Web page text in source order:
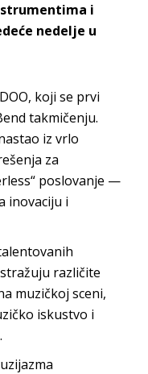
i
nedelje u
koji se prvi
takmičenju.
iz vrlo
za
poslovanje —
inovaciju i
različite
muzičkoj sceni,
iskustvo i